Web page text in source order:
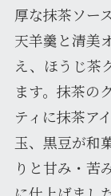
厚な抹茶ソー
天羊羹と清美
え、ほうじ茶
ます。抹茶の
ティに抹茶ア
玉、黒豆が和
りと甘み・苦